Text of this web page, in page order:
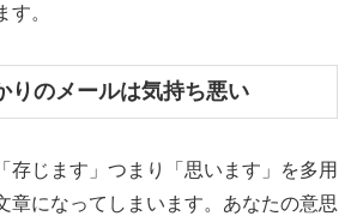
。
りのメールは気持ち悪い
存じます」つまり「思います」を多用
章になってしまいます。あなたの意思